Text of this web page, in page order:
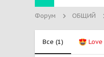
Форум ОБЩИЙ
Все (1) Love